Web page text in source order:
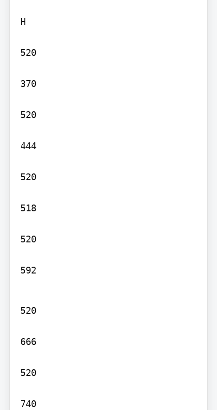
H
520
370
520
444
520
518
520
592
520
666
520
740